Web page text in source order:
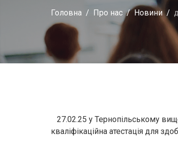
Головна Про нас Новини
27.02.25 у Тернопільському
кваліфікаційна атестація для